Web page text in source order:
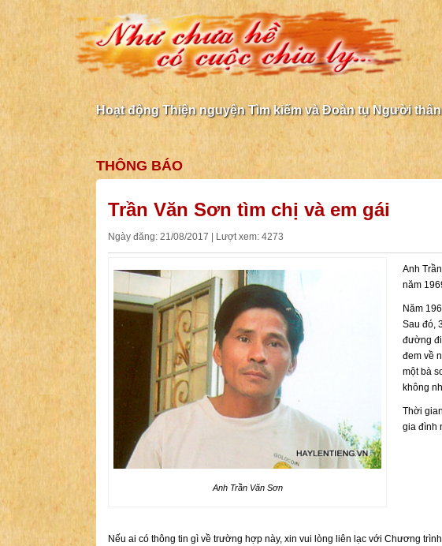
Hoạt động Thiện nguyện Tìm kiếm và Đoàn tụ Người
THÔNG BÁO
Trần Văn Sơn tìm chị và em gái
Ngày đăng: 21/08/2017 | Lượt xem: 4273
Anh Trần Văn Sơn
Anh
năm
Năm
Sau đó,
đường
đem về
một bà
không
Thời
gia đình
Nếu ai có thông tin gì về trường hợp này, xin vui lòng liên lạc với Chương trình